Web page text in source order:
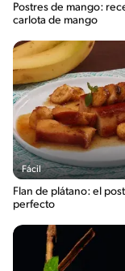
Postres de mango:
carlota de mango
Fácil
Flan de plátano: el
perfecto